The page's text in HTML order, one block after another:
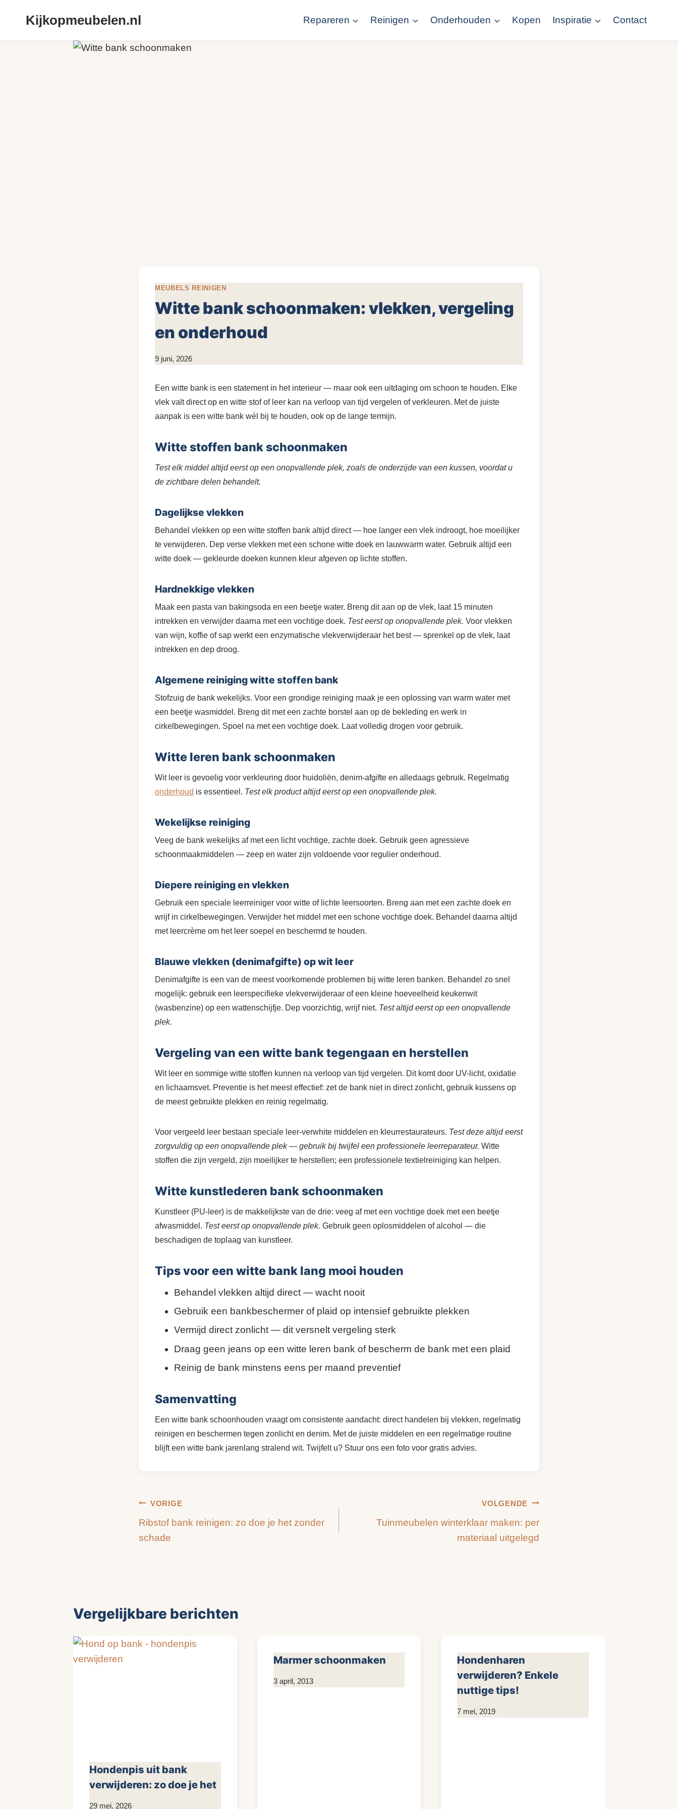
Kijkopmeubelen.nl Repareren Reinigen Onderhouden Kopen Inspiratie Contact
MEUBELS REINIGEN
Witte bank schoonmaken: vlekken, vergeling
en onderhoud
Door
9 juni, 2026
Een witte bank is een statement in het interieur — maar ook een uitdaging om schoon te houden. Elke
vlek valt direct op en witte stof of leer kan na verloop van tijd vergelen of verkleuren. Met de juiste
aanpak is een witte bank wél bij te houden, ook op de lange termijn.
Witte stoffen bank schoonmaken
Test elk middel altijd eerst op een onopvallende plek, zoals de onderzijde van een kussen, voordat u
de zichtbare delen behandelt.
Dagelijkse vlekken
Behandel vlekken op een witte stoffen bank altijd direct — hoe langer een vlek indroogt, hoe moeilijker
te verwijderen. Dep verse vlekken met een schone witte doek en lauwwarm water. Gebruik altijd een
witte doek — gekleurde doeken kunnen kleur afgeven op lichte stoffen.
Hardnekkige vlekken
Maak een pasta van bakingsoda en een beetje water. Breng dit aan op de vlek, laat 15 minuten
intrekken en verwijder daarna met een vochtige doek. Test eerst op onopvallende plek. Voor vlekken
van wijn, koffie of sap werkt een enzymatische vlekverwijderaar het best — sprenkel op de vlek, laat
intrekken en dep droog.
Algemene reiniging witte stoffen bank
Stofzuig de bank wekelijks. Voor een grondige reiniging maak je een oplossing van warm water met
een beetje wasmiddel. Breng dit met een zachte borstel aan op de bekleding en werk in
cirkelbewegingen. Spoel na met een vochtige doek. Laat volledig drogen voor gebruik.
Witte leren bank schoonmaken
Wit leer is gevoelig voor verkleuring door huidoliën, denim-afgifte en alledaags gebruik. Regelmatig
onderhoud is essentieel. Test elk product altijd eerst op een onopvallende plek.
Wekelijkse reiniging
Veeg de bank wekelijks af met een licht vochtige, zachte doek. Gebruik geen agressieve
schoonmaakmiddelen — zeep en water zijn voldoende voor regulier onderhoud.
Diepere reiniging en vlekken
Gebruik een speciale leerreiniger voor witte of lichte leersoorten. Breng aan met een zachte doek en
wrijf in cirkelbewegingen. Verwijder het middel met een schone vochtige doek. Behandel daarna altijd
met leercrème om het leer soepel en beschermd te houden.
Blauwe vlekken (denimafgifte) op wit leer
Denimafgifte is een van de meest voorkomende problemen bij witte leren banken. Behandel zo snel
mogelijk: gebruik een leerspecifieke vlekverwijderaar of een kleine hoeveelheid keukenwit
(wasbenzine) op een wattenschijfje. Dep voorzichtig, wrijf niet. Test altijd eerst op een onopvallende
plek.
Vergeling van een witte bank tegengaan en herstellen
Wit leer en sommige witte stoffen kunnen na verloop van tijd vergelen. Dit komt door UV-licht, oxidatie
en lichaamsvet. Preventie is het meest effectief: zet de bank niet in direct zonlicht, gebruik kussens op
de meest gebruikte plekken en reinig regelmatig.
Voor vergeeld leer bestaan speciale leer-verwhite middelen en kleurrestaurateurs. Test deze altijd eerst
zorgvuldig op een onopvallende plek — gebruik bij twijfel een professionele leerreparateur. Witte
stoffen die zijn vergeld, zijn moeilijker te herstellen; een professionele textielreiniging kan helpen.
Witte kunstlederen bank schoonmaken
Kunstleer (PU-leer) is de makkelijkste van de drie: veeg af met een vochtige doek met een beetje
afwasmiddel. Test eerst op onopvallende plek. Gebruik geen oplosmiddelen of alcohol — die
beschadigen de toplaag van kunstleer.
Tips voor een witte bank lang mooi houden
Behandel vlekken altijd direct — wacht nooit
Gebruik een bankbeschermer of plaid op intensief gebruikte plekken
Vermijd direct zonlicht — dit versnelt vergeling sterk
Draag geen jeans op een witte leren bank of bescherm de bank met een plaid
Reinig de bank minstens eens per maand preventief
Samenvatting
Een witte bank schoonhouden vraagt om consistente aandacht: direct handelen bij vlekken, regelmatig
reinigen en beschermen tegen zonlicht en denim. Met de juiste middelen en een regelmatige routine
blijft een witte bank jarenlang stralend wit. Twijfelt u? Stuur ons een foto voor gratis advies.
Bericht
navigatie
VORIGE
Ribstof bank reinigen: zo doe je het zonder
schade
VOLGENDE
Tuinmeubelen winterklaar maken: per
materiaal uitgelegd
Vergelijkbare berichten
Hondenpis uit bank
verwijderen: zo doe je het
Door
29 mei, 2026
Marmer schoonmaken
Door
3 april, 2013
Hondenharen
verwijderen? Enkele
nuttige tips!
Door
7 mei, 2019